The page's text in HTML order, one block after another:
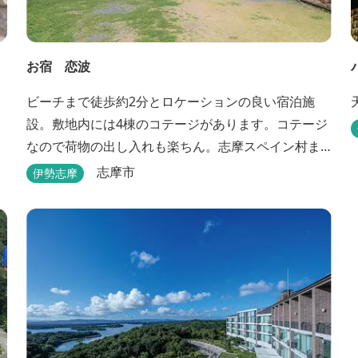
お宿 恋波
ビーチまで徒歩約2分とロケーションの良い宿泊施
設。敷地内には4棟のコテージがあります。コテージ
なので荷物の出し入れも楽ちん。志摩スペイン村ま
で車で約13分と観光にも便利です。
伊勢志摩 志摩市